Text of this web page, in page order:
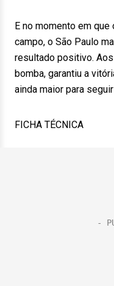
E no momento em
campo, o São Paulo
resultado positivo.
bomba, garantiu a
ainda maior para
FICHA TÉCNICA